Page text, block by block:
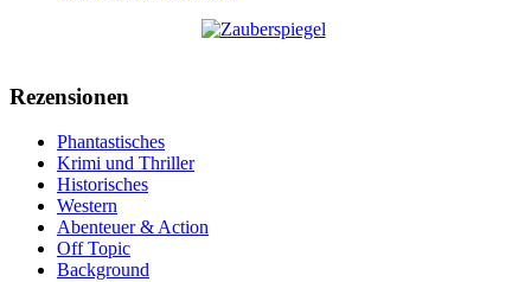
Rezensionen
Phantastisches
Krimi und Thriller
Historisches
Western
Abenteuer & Action
Off Topic
Background